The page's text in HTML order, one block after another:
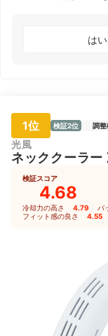
はい
1位 検証2位 調整
光風
ネッククーラー
検証スコア
4.68
冷却力の高さ 4.79 バ
フィット感の良さ 4.55